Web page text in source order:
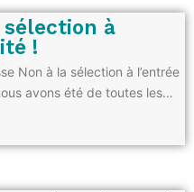
sélection à
!
Non à la sélection à l’entrée
avons été de toutes les…